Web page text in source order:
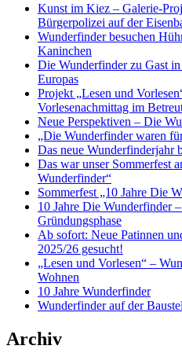
Kunst im Kiez – Galerie-
Bürgerpolizei auf der
Wunderfinder besuchen
Kaninchen
Die Wunderfinder zu Gast
Europas
Projekt „Lesen und
Vorlesenachmittag im
Neue Perspektiven – Die
„Die Wunderfinder waren
Das neue Wunderfinderjahr
Das war unser Sommerfest
Wunderfinder“
Sommerfest „10 Jahre Die
10 Jahre Die Wunderfinder
Gründungsphase
Ab sofort: Neue Patinnen
2025/26 gesucht!
„Lesen und Vorlesen“ –
Wohnen
10 Jahre Wunderfinder
Wunderfinder auf der
Archiv